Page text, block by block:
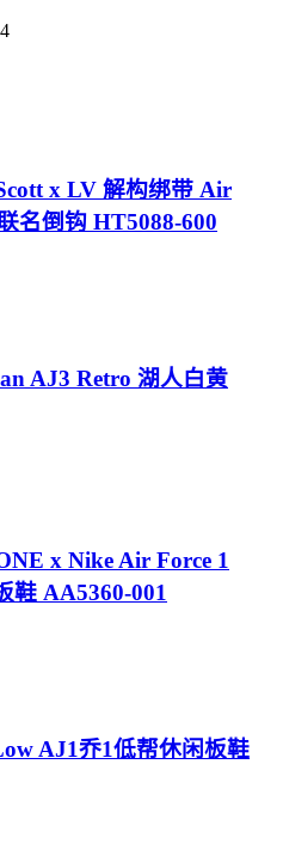
x LV 解构绑带 Air
名倒钩 HT5088-600
AJ3 Retro 湖人白黄
x Nike Air Force 1
鞋 AA5360-001
AJ1乔1低帮休闲板鞋